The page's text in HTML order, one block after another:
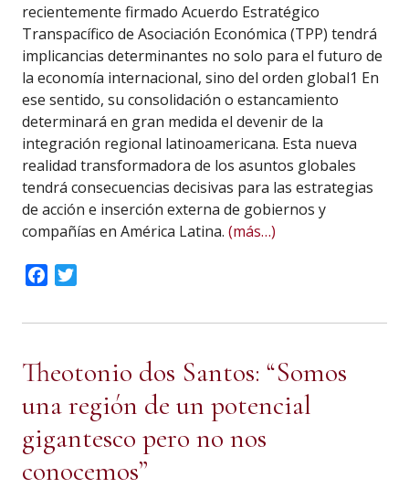
recientemente firmado Acuerdo Estratégico
Transpacífico de Asociación Económica (TPP) tendrá
implicancias determinantes no solo para el futuro de
la economía internacional, sino del orden global1 En
ese sentido, su consolidación o estancamiento
determinará en gran medida el devenir de la
integración regional latinoamericana. Esta nueva
realidad transformadora de los asuntos globales
tendrá consecuencias decisivas para las estrategias
de acción e inserción externa de gobiernos y
compañías en América Latina. (más…)
Facebook
Theotonio dos Santos: “Somos
una región de un potencial
gigantesco pero no nos
conocemos”